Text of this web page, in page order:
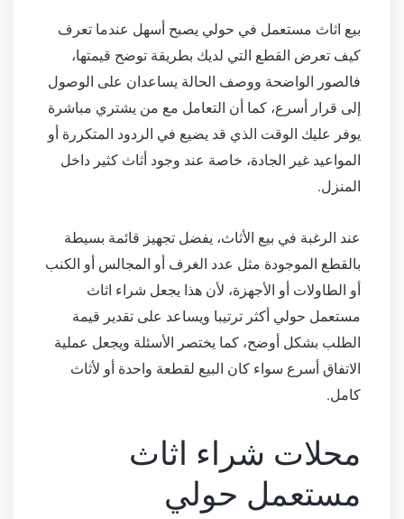
بيع اثاث مستعمل في حولي يصبح أسهل عندما تعرف
كيف تعرض القطع التي لديك بطريقة توضح قيمتها،
فالصور الواضحة ووصف الحالة يساعدان على الوصول
إلى قرار أسرع، كما أن التعامل مع من يشتري مباشرة
يوفر عليك الوقت الذي قد يضيع في الردود المتكررة أو
المواعيد غير الجادة، خاصة عند وجود أثاث كثير داخل
المنزل.
عند الرغبة في بيع الأثاث، يفضل تجهيز قائمة بسيطة
بالقطع الموجودة مثل عدد الغرف أو المجالس أو الكنب
أو الطاولات أو الأجهزة، لأن هذا يجعل شراء اثاث
مستعمل حولي أكثر ترتيبا ويساعد على تقدير قيمة
الطلب بشكل أوضح، كما يختصر الأسئلة ويجعل عملية
الاتفاق أسرع سواء كان البيع لقطعة واحدة أو لأثاث
كامل.
محلات شراء اثاث
مستعمل حولي